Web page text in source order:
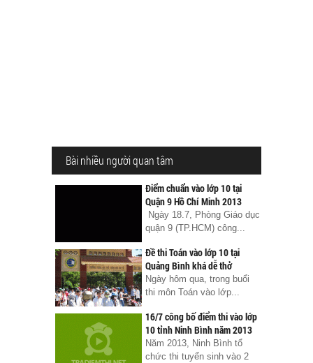
Bài nhiều người quan tâm
Điểm chuẩn vào lớp 10 tại
Quận 9 Hồ Chí Minh 2013
Ngày 18.7, Phòng Giáo dục
quận 9 (TP.HCM) công...
Đề thi Toán vào lớp 10 tại
Quảng Bình khá dễ thở
Ngày hôm qua, trong buổi
thi môn Toán vào lớp...
16/7 công bố điểm thi vào lớp
10 tỉnh Ninh Bình năm 2013
Năm 2013, Ninh Bình tổ
chức thi tuyển sinh vào 2